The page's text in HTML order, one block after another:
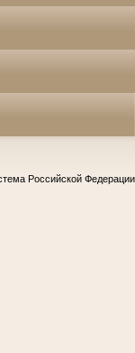
Российской